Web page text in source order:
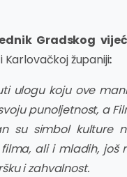
Gradskog
Karlovačkoj županiji:
ulogu koju ove
punoljetnost, a
su simbol kulture
ali i mladih, još
i zahvalnost.